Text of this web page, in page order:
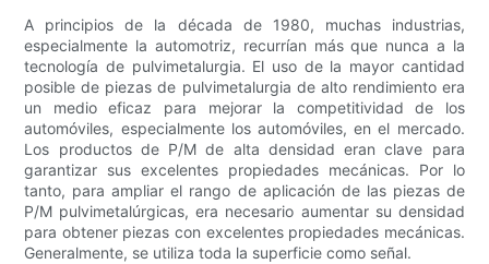
A principios de la década de 1980, muchas industrias,
especialmente la automotriz, recurrían más que nunca a la
tecnología de pulvimetalurgia. El uso de la mayor cantidad
posible de piezas de pulvimetalurgia de alto rendimiento era
un medio eficaz para mejorar la competitividad de los
automóviles, especialmente los automóviles, en el mercado.
Los productos de P/M de alta densidad eran clave para
garantizar sus excelentes propiedades mecánicas. Por lo
tanto, para ampliar el rango de aplicación de las piezas de
P/M pulvimetalúrgicas, era necesario aumentar su densidad
para obtener piezas con excelentes propiedades mecánicas.
Generalmente, se utiliza toda la superficie como señal.